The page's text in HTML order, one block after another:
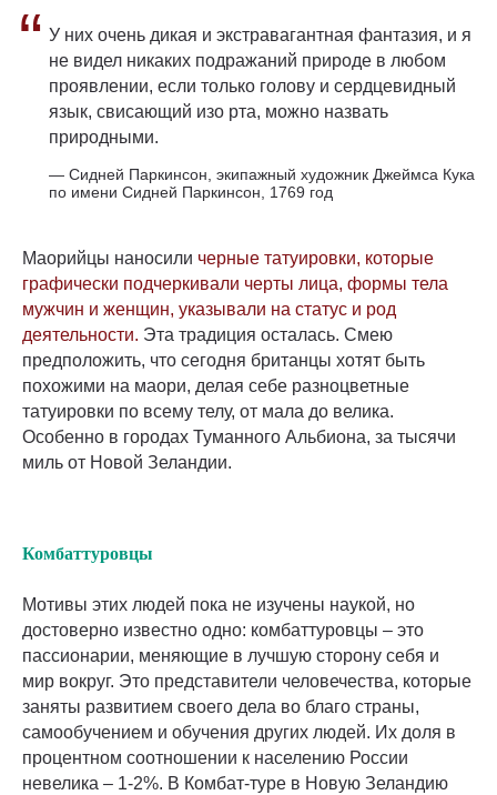
“ У них очень дикая и экстравагантная фантазия, и я
не видел никаких подражаний природе в любом
проявлении, если только голову и сердцевидный
язык, свисающий изо рта, можно назвать
природными.
— Сидней Паркинсон, экипажный художник Джеймса Кука
по имени Сидней Паркинсон, 1769 год
Маорийцы наносили черные татуировки, которые
графически подчеркивали черты лица, формы тела
мужчин и женщин, указывали на статус и род
деятельности. Эта традиция осталась. Смею
предположить, что сегодня британцы хотят быть
похожими на маори, делая себе разноцветные
татуировки по всему телу, от мала до велика.
Особенно в городах Туманного Альбиона, за тысячи
миль от Новой Зеландии.
Комбаттуровцы
Мотивы этих людей пока не изучены наукой, но
достоверно известно одно: комбаттуровцы – это
пассионарии, меняющие в лучшую сторону себя и
мир вокруг. Это представители человечества, которые
заняты развитием своего дела во благо страны,
самообучением и обучения других людей. Их доля в
процентном соотношении к населению России
невелика – 1-2%. В Комбат-туре в Новую Зеландию